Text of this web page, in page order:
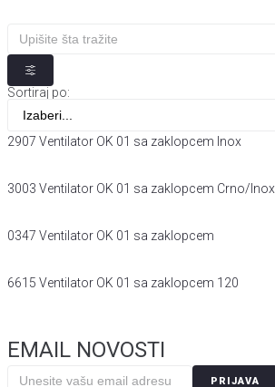
Sortiraj po:
2907 Ventilator OK 01 sa zaklopcem Inox
3003 Ventilator OK 01 sa zaklopcem Crno/Inox
0347 Ventilator OK 01 sa zaklopcem
6615 Ventilator OK 01 sa zaklopcem 120
EMAIL NOVOSTI
PRIJAVA